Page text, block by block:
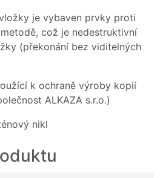
je vybaven prvky proti
metodě, což je nedestruktivní
(překonání bez viditelných
k ochraně výroby kopií
ALKAZA s.r.o.)
nikl